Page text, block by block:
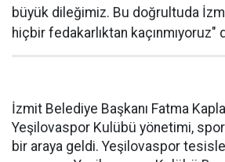
büyük dileğimiz. Bu doğrultuda
hiçbir fedakarlıktan kaçınmıyoruz"
İzmit Belediye Başkanı Fatma
Yeşilovaspor Kulübü yönetimi,
bir araya geldi. Yeşilovaspor